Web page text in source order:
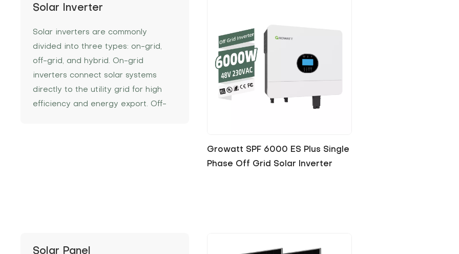
Solar Inverter
Solar inverters are commonly
divided into three types: on-grid,
off-grid, and hybrid. On-grid
inverters connect solar systems
directly to the utility grid for high
efficiency and energy export. Off-
Growatt SPF 6000 ES Plus Single
Phase Off Grid Solar Inverter
Solar Panel